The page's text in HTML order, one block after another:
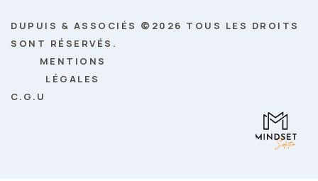
DUPUIS & ASSOCIÉS ©2026 TOUS LES DROITS
SONT RÉSERVÉS.
MENTIONS
LÉGALES
C.G.U